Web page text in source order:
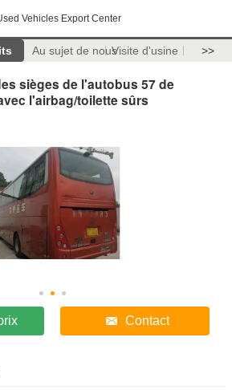
Vehicles Export Center
Au sujet de nousVisite d'usine >>
sièges de l'autobus 57 de
l'airbag/toilette sûrs
Contact